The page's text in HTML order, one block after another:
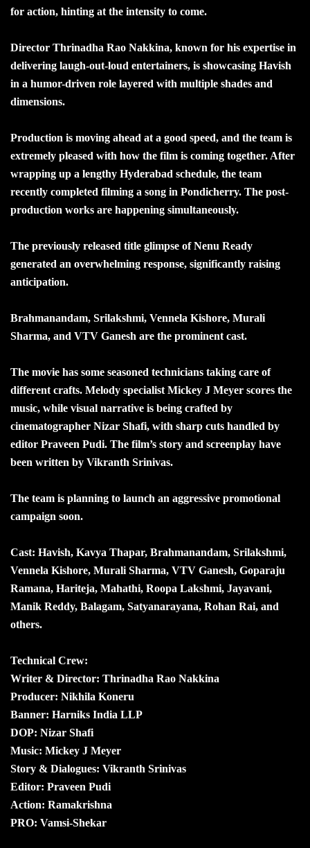
for action, hinting at the intensity to come.
Director Thrinadha Rao Nakkina, known for his expertise in
delivering laugh-out-loud entertainers, is showcasing Havish
in a humor-driven role layered with multiple shades and
dimensions.
Production is moving ahead at a good speed, and the team is
extremely pleased with how the film is coming together. After
wrapping up a lengthy Hyderabad schedule, the team
recently completed filming a song in Pondicherry. The post-
production works are happening simultaneously.
The previously released title glimpse of Nenu Ready
generated an overwhelming response, significantly raising
anticipation.
Brahmanandam, Srilakshmi, Vennela Kishore, Murali
Sharma, and VTV Ganesh are the prominent cast.
The movie has some seasoned technicians taking care of
different crafts. Melody specialist Mickey J Meyer scores the
music, while visual narrative is being crafted by
cinematographer Nizar Shafi, with sharp cuts handled by
editor Praveen Pudi. The film’s story and screenplay have
been written by Vikranth Srinivas.
The team is planning to launch an aggressive promotional
campaign soon.
Cast: Havish, Kavya Thapar, Brahmanandam, Srilakshmi,
Vennela Kishore, Murali Sharma, VTV Ganesh, Goparaju
Ramana, Hariteja, Mahathi, Roopa Lakshmi, Jayavani,
Manik Reddy, Balagam, Satyanarayana, Rohan Rai, and
others.
Technical Crew:
Writer & Director: Thrinadha Rao Nakkina
Producer: Nikhila Koneru
Banner: Harniks India LLP
DOP: Nizar Shafi
Music: Mickey J Meyer
Story & Dialogues: Vikranth Srinivas
Editor: Praveen Pudi
Action: Ramakrishna
PRO: Vamsi-Shekar